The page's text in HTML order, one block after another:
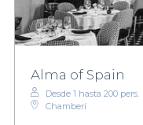
Alma of Spain
Desde 1 hasta 200 pers.
Chamberí